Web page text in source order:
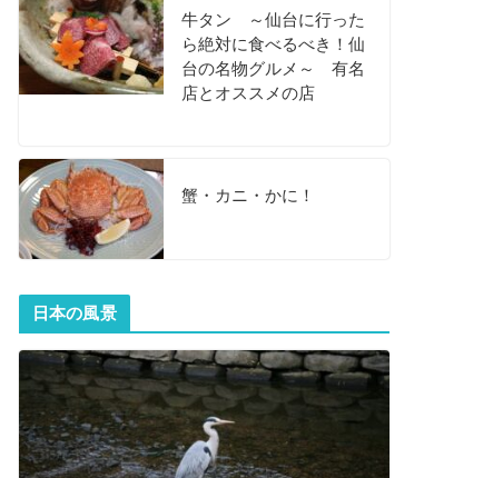
牛タン ～仙台に行った
ら絶対に食べるべき！仙
台の名物グルメ～ 有名
店とオススメの店
蟹・カニ・かに！
日本の風景